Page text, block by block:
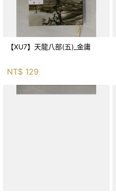
【XU7】天龍八部(五)_金庸
NT$ 129